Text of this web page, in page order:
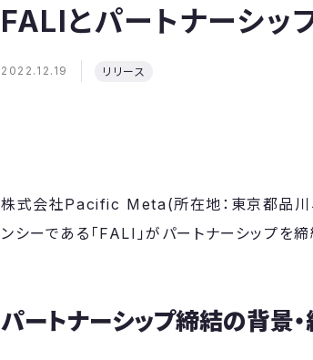
FALIとパートナーシッ
2022.12.19 リリース
株式会社Pacific Meta(所在地：東京都品川
ンシーである「FALI」がパートナーシップを締
パートナーシップ締結の背景